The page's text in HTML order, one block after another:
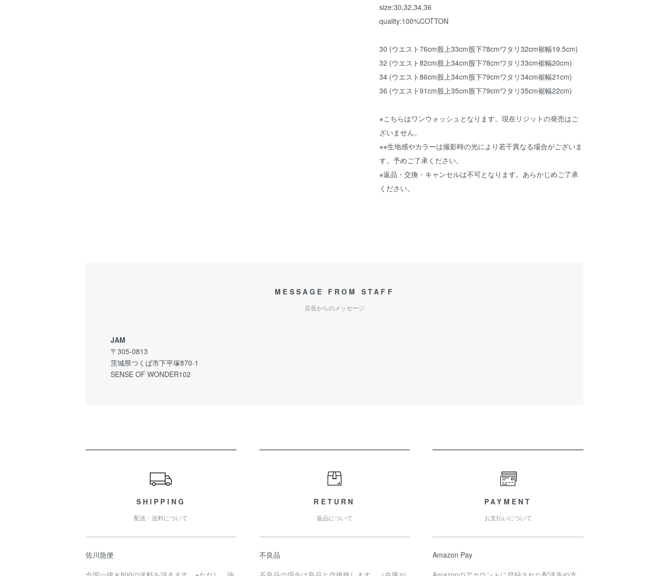
size:30,32,34,36
quality:100%COTTON
30 (ウエスト76cm股上33cm股下78cmワタリ32cm裾幅19.5cm)
32 (ウエスト82cm股上34cm股下78cmワタリ33cm裾幅20cm)
34 (ウエスト86cm股上34cm股下79cmワタリ34cm裾幅21cm)
36 (ウエスト91cm股上35cm股下79cmワタリ35cm裾幅22cm)
※こちらはワンウォッシュとなります。現在リジットの発売はご
ざいません。
※※生地感やカラーは撮影時の光により若干異なる場合がございま
す。予めご了承ください。
※返品・交換・キャンセルは不可となります。あらかじめご了承
ください。
MESSAGE FROM STAFF
店長からのメッセージ
JAM
〒305-0813
茨城県つくば市下平塚870-1
SENSE OF WONDER102
SHIPPING
配送・送料について
佐川急便
RETURN
返品について
不良品
PAYMENT
お支払いについて
Amazon Pay